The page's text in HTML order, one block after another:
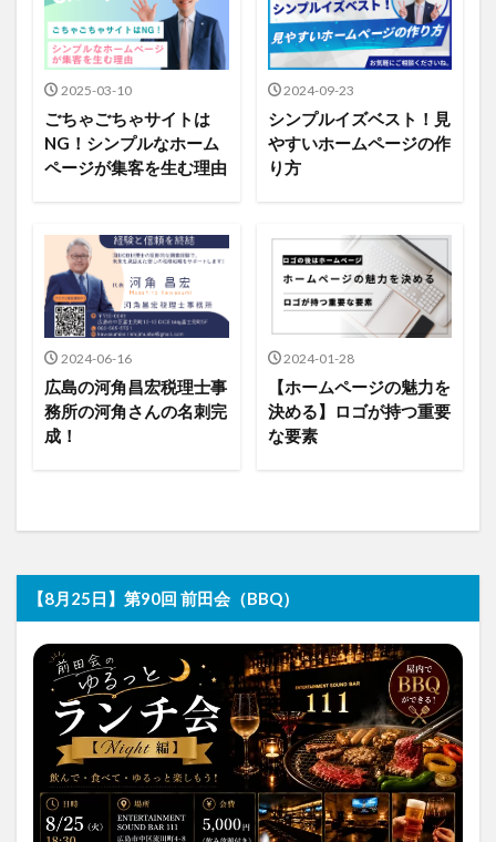
2025-03-10
ごちゃごちゃサイトは
NG！シンプルなホーム
ページが集客を生む理由
2024-09-23
シンプルイズベスト！見
やすいホームページの作
り方
2024-06-16
広島の河角昌宏税理士事
務所の河角さんの名刺完
成！
2024-01-28
【ホームページの魅力を
決める】ロゴが持つ重要
な要素
【8月25日】第90回 前田会（BBQ）